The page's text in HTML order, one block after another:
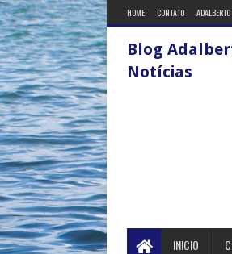
HOME CONTATO
Blog
Notícias
INICIO